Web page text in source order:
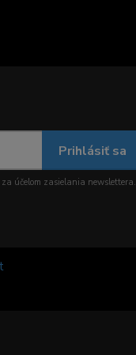
Prihlásiť sa
za účelom zasielania newslettera.